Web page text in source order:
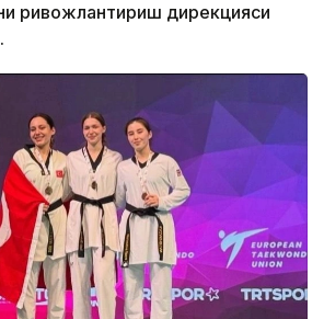
ривожлантириш дирекцияси